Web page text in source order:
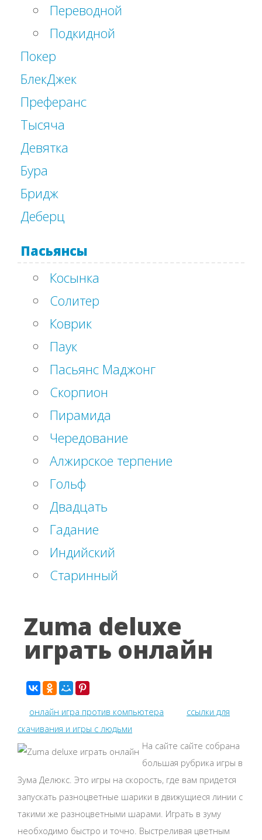
Переводной
Подкидной
Покер
БлекДжек
Преферанс
Тысяча
Девятка
Бура
Бридж
Деберц
Пасьянсы
Косынка
Солитер
Коврик
Паук
Пасьянс Маджонг
Скорпион
Пирамида
Чередование
Алжирское терпение
Гольф
Двадцать
Гадание
Индийский
Старинный
Zuma deluxe
играть онлайн
онлайн игра против компьютера
ссылки для
скачивания и игры с людьми
На сайте сайте собрана
большая рубрика игры в
Зума Делюкс. Это игры на скорость, где вам придется
запускать разноцветные шарики в движущиеся линии с
такими же разноцветными шарами. Играть в зуму
необходимо быстро и точно. Выстреливая цветным